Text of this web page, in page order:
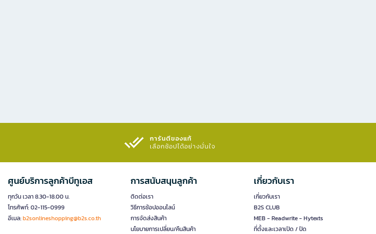
การันตีของแท้
เลือกช้อปได้อย่างมั่นใจ​
ศูนย์บริการลูกค้าบีทูเอส
ทุกวัน เวลา 8.30-18.00 น.
โทรศัพท์: 02-115-0999
อีเมล:b2sonlineshopping@b2s.co.th
การสนับสนุนลูกค้า
ติดต่อเรา
วิธีการช้อปออนไลน์
การจัดส่งสินค้า
นโยบายการเปลี่ยน/คืนสินค้า
เกี่ยวกับเรา
เกี่ยวกับเรา
B2S CLUB
MEB - Readwrite - Hytexts
ที่ตั้งและเวลาเปิด / ปิด